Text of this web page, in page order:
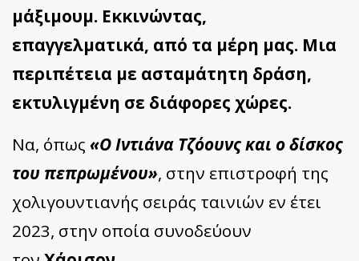
μάξιμουμ. Εκκινώντας,
επαγγελματικά, από τα μέρη μας. Μια
περιπέτεια με ασταμάτητη δράση,
εκτυλιγμένη σε διάφορες χώρες.
Να, όπως «Ο Ιντιάνα Τζόουνς και ο δίσκος
του πεπρωμένου», στην επιστροφή της
χολιγουντιανής σειράς ταινιών εν έτει
2023, στην οποία συνοδεύουν